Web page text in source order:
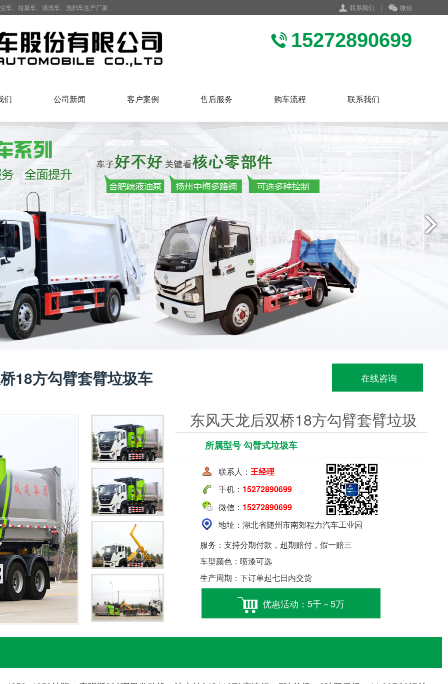
联系我们 | 微信
车、垃圾车、清洗车、洗扫车生产厂家
15272890699
们 公司新闻 客户案例 售后服务 购车流程 联系我们
18方勾臂套臂垃圾车 在线咨询
东风天龙后双桥18方勾臂套臂垃圾
所属型号 勾臂式垃圾车
联系人： 王经理
手机： 15272890699
微信： 15272890699
要购车就扫我
地址：湖北省随州市南郊程力汽车工业园
服务：支持分期付款，超期赔付，假一赔三
车型颜色：喷漆可选
生产周期：下订单起七日内交货
优惠活动：5千－5万